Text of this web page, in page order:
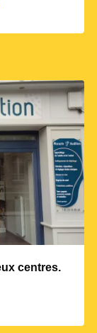
centres.